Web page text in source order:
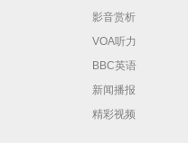
影音赏析
VOA听力
BBC英语
新闻播报
精彩视频